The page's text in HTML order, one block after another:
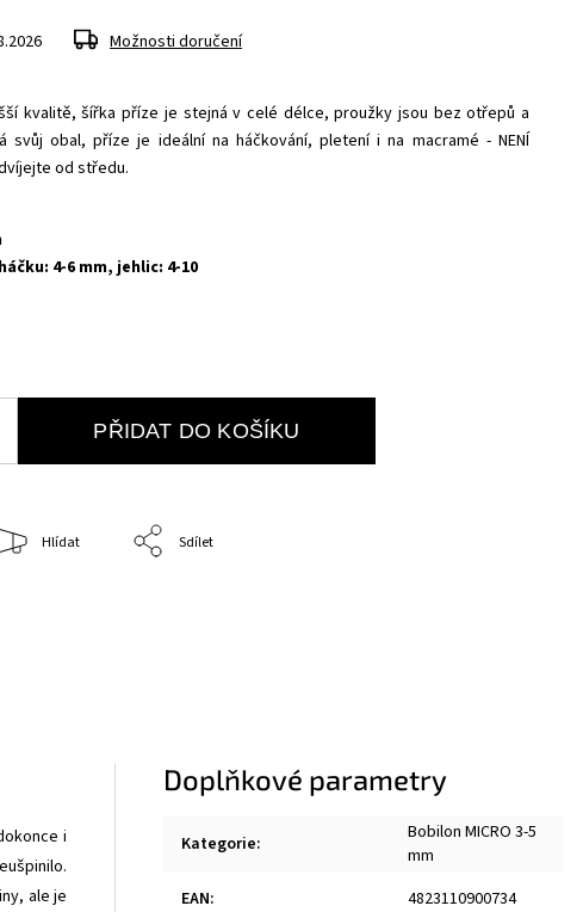
kvalitě, šířka příze je stejná v celé délce, proužky jsou bez otřepů a
svůj obal, příze je ideální na háčkování, pletení i na macramé - NENÍ
od středu.
4-6 mm, jehlic: 4-10
Možnosti doručení
PŘIDAT DO KOŠÍKU
Hlídat Sdílet
i
ale je
Doplňkové parametry
Kategorie:
Bobilon MICRO 3-5
mm
EAN: 4823110900734